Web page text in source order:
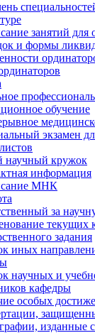
занятий для
и формы
обучение
экзамен
кружок
информация
МНК
за
текущих
задания
иных
научных и
кафедры
особых
изданные